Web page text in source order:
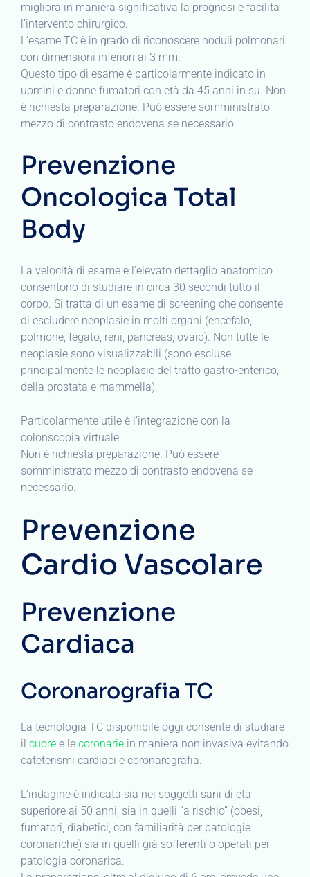
migliora in maniera significativa la prognosi e facilita
l’intervento chirurgico.
L’esame TC è in grado di riconoscere noduli polmonari
con dimensioni inferiori ai 3 mm.
Questo tipo di esame è particolarmente indicato in
uomini e donne fumatori con età da 45 anni in su. Non
è richiesta preparazione. Può essere somministrato
mezzo di contrasto endovena se necessario.
Prevenzione
Oncologica Total
Body
La velocità di esame e l’elevato dettaglio anatomico
consentono di studiare in circa 30 secondi tutto il
corpo. Si tratta di un esame di screening che consente
di escludere neoplasie in molti organi (encefalo,
polmone, fegato, reni, pancreas, ovaio). Non tutte le
neoplasie sono visualizzabili (sono escluse
principalmente le neoplasie del tratto gastro-enterico,
della prostata e mammella).
Particolarmente utile è l’integrazione con la
colonscopia virtuale.
Non è richiesta preparazione. Può essere
somministrato mezzo di contrasto endovena se
necessario.
Prevenzione
Cardio Vascolare
Prevenzione
Cardiaca
Coronarografia TC
La tecnologia TC disponibile oggi consente di studiare
il cuore e le coronarie in maniera non invasiva evitando
cateterismi cardiaci e coronarografia.
L’indagine è indicata sia nei soggetti sani di età
superiore ai 50 anni, sia in quelli “a rischio” (obesi,
fumatori, diabetici, con familiarità per patologie
coronariche) sia in quelli già sofferenti o operati per
patologia coronarica.